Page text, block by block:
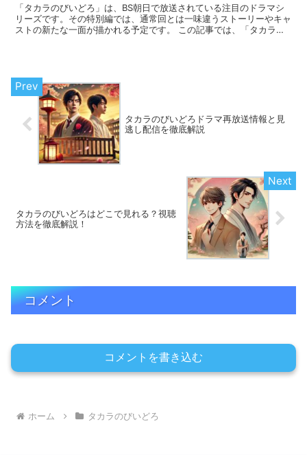
「タカラのびいどろ」は、BS朝日で放送されている注目のドラマシ
リーズです。その特別編では、通常回とは一味違うストーリーやキャ
ストの新たな一面が描かれる予定です。 この記事では、「タカラの
タカラのびいどろドラマ再放送情報と見
逃し配信を徹底解説
タカラのびいどろはどこで見れる？視聴
方法を徹底解説！
コメント
コメントを書き込む
ホーム タカラのびいどろ